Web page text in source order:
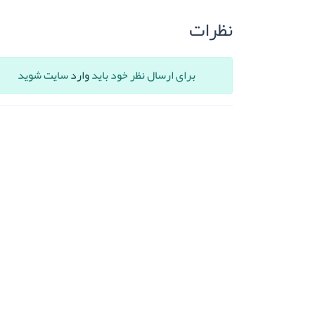
نظرات
برای ارسال نظر خود بایدواردسایت شوید